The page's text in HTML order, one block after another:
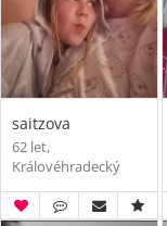
saitzova
62 let,
Královéhradecký